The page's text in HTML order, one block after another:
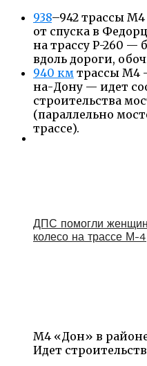
938–942 трассы
от спуска в
на трассу Р-260 —
вдоль дороги,
940 км трассы М4
на-Дону — идет
строительства
(параллельно
трассе).
М4 «Дон» в
Идет
ДПС помогли
колесо на трассе М-4